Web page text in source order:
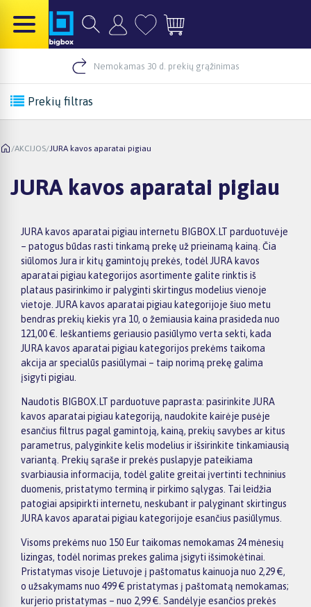
Nemokamas 30 d. prekių grąžinimas
Prekių filtras
/AKCIJOS/JURA kavos aparatai pigiau
JURA kavos aparatai pigiau
JURA kavos aparatai pigiau internetu BIGBOX.LT parduotuvėje
– patogus būdas rasti tinkamą prekę už prieinamą kainą. Čia
siūlomos Jura ir kitų gamintojų prekės, todėl JURA kavos
aparatai pigiau kategorijos asortimente galite rinktis iš
plataus pasirinkimo ir palyginti skirtingus modelius vienoje
vietoje. JURA kavos aparatai pigiau kategorijoje šiuo metu
bendras prekių kiekis yra 10, o žemiausia kaina prasideda nuo
121,00 €. Ieškantiems geriausio pasiūlymo verta sekti, kada
JURA kavos aparatai pigiau kategorijos prekėms taikoma
akcija ar specialūs pasiūlymai – taip norimą prekę galima
įsigyti pigiau.
Naudotis BIGBOX.LT parduotuve paprasta: pasirinkite JURA
kavos aparatai pigiau kategoriją, naudokite kairėje pusėje
esančius filtrus pagal gamintoją, kainą, prekių savybes ar kitus
parametrus, palyginkite kelis modelius ir išsirinkite tinkamiausią
variantą. Prekių sąraše ir prekės puslapyje pateikiama
svarbiausia informacija, todėl galite greitai įvertinti techninius
duomenis, pristatymo terminą ir pirkimo sąlygas. Tai leidžia
patogiai apsipirkti internetu, neskubant ir palyginant skirtingus
JURA kavos aparatai pigiau kategorijoje esančius pasiūlymus.
Visoms prekėms nuo 150 Eur taikomas nemokamas 24 mėnesių
lizingas, todėl norimas prekes galima įsigyti išsimokėtinai.
Pristatymas visoje Lietuvoje į paštomatus kainuoja nuo 2,29 €,
o užsakymams nuo 499 € pristatymas į paštomatą nemokamas;
kurjerio pristatymas – nuo 2,99 €. Sandėlyje esančios prekės